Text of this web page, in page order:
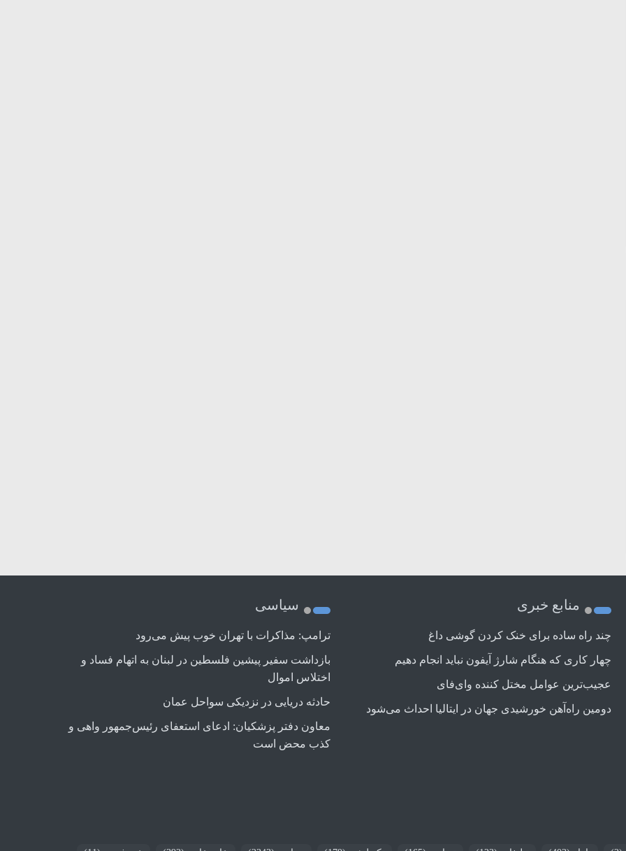
منابع خبری
چند راه‌ ساده برای خنک کردن گوشی داغ
چهار کاری که هنگام شارژ آیفون نباید انجام دهیم
عجیب‌ترین عوامل مختل کننده وای‌فای
دومین راه‌آهن خورشیدی جهان در ایتالیا احداث می‌شود
سیاسی
ترامپ: مذاکرات با تهران خوب پیش می‌رود
بازداشت سفیر پیشین فلسطین در لبنان به اتهام فساد و
اختلاس اموال
حادثه دریایی در نزدیکی سواحل عمان
معاون دفتر پزشکیان: ادعای استعفای رئیس‌جمهور واهی و
کذب محض است